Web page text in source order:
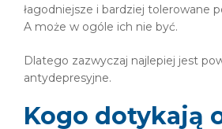
łagodniejsze i bardziej tolerowane
A może w ogóle ich nie być.
Dlatego zazwyczaj najlepiej jest
antydepresyjne.
Kogo dotykają